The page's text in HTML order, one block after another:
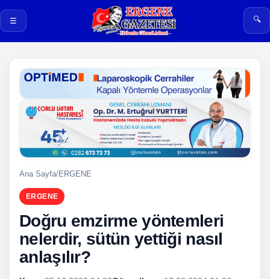
☰ 🔍
Ana Sayfa/ERGENE
ERGENE
Doğru emzirme yöntemleri
nelerdir, sütün yettiği nasıl
anlaşılır?